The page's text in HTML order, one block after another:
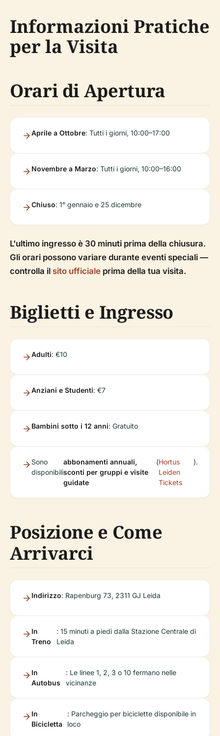
Informazioni Pratiche
per la Visita
Orari di Apertura
Aprile a Ottobre: Tutti i giorni, 10:00–17:00
Novembre a Marzo: Tutti i giorni, 10:00–16:00
Chiuso: 1° gennaio e 25 dicembre
L'ultimo ingresso è 30 minuti prima della chiusura.
Gli orari possono variare durante eventi speciali —
controlla il sito ufficiale prima della tua visita.
Biglietti e Ingresso
Adulti: €10
Anziani e Studenti: €7
Bambini sotto i 12 anni: Gratuito
Sono
disponibili
abbonamenti annuali,
sconti per gruppi e visite
guidate
(Hortus
Leiden
Tickets
).
Posizione e Come
Arrivarci
Indirizzo: Rapenburg 73, 2311 GJ Leida
In
Treno
: 15 minuti a piedi dalla Stazione Centrale di
Leida
In
Autobus
: Le linee 1, 2, 3 o 10 fermano nelle
vicinanze
In
Bicicletta
: Parcheggio per biciclette disponibile in
loco